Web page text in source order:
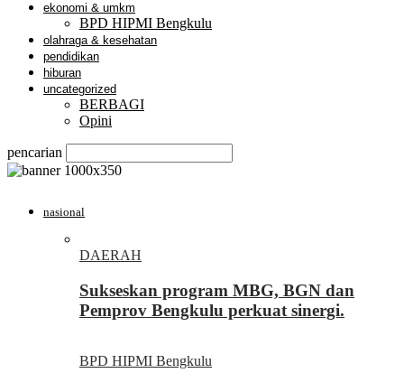
ekonomi & umkm
BPD HIPMI Bengkulu
olahraga & kesehatan
pendidikan
hiburan
uncategorized
BERBAGI
Opini
pencarian
nasional
DAERAH
Sukseskan program MBG, BGN dan
Pemprov Bengkulu perkuat sinergi.
BPD HIPMI Bengkulu